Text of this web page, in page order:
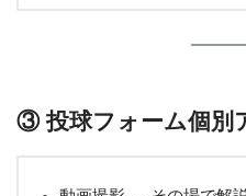
③ 投球フォーム個別